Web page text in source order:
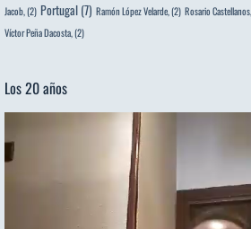
Jacob, (2) Portugal (7) Ramón López Velarde, (2) Rosario Castellanos,
Víctor Peña Dacosta, (2)
Los 20 años
de
vídeo